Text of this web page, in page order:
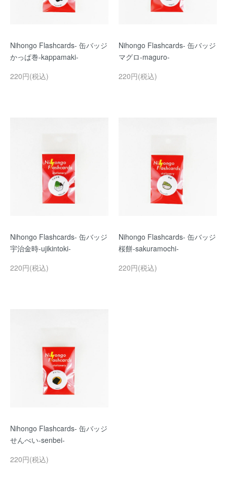
Nihongo Flashcards- 缶バッジ
かっぱ巻-kappamaki-
220円(税込)
Nihongo Flashcards- 缶バッジ
マグロ-maguro-
220円(税込)
Nihongo Flashcards- 缶バッジ
宇治金時-ujikintoki-
220円(税込)
Nihongo Flashcards- 缶バッジ
桜餅-sakuramochi-
220円(税込)
Nihongo Flashcards- 缶バッジ
せんべい-senbei-
220円(税込)